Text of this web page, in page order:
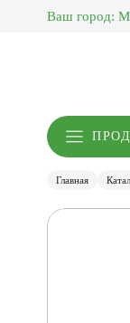
Ваш город:
Главная